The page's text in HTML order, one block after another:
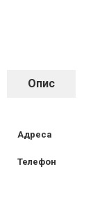
Опис
Адреса
Телефон